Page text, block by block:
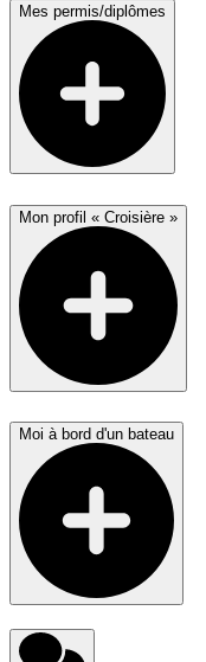
Mes permis/diplômes
Mon profil « Croisière »
Moi à bord d'un bateau